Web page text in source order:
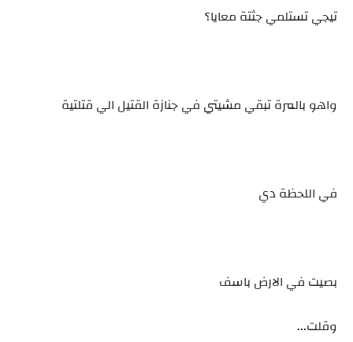
تيجي تستلمي جثتة معايا؟
واهو بالمرة تبقي مشيتي في جنازة القتيل الي قتلتية
في اللحظة دي
بصيت في الارض باسف
وقلت...